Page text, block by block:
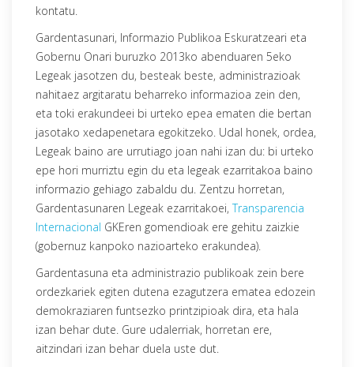
kontatu.
Gardentasunari, Informazio Publikoa Eskuratzeari eta
Gobernu Onari buruzko 2013ko abenduaren 5eko
Legeak jasotzen du, besteak beste, administrazioak
nahitaez argitaratu beharreko informazioa zein den,
eta toki erakundeei bi urteko epea ematen die bertan
jasotako xedapenetara egokitzeko. Udal honek, ordea,
Legeak baino are urrutiago joan nahi izan du: bi urteko
epe hori murriztu egin du eta legeak ezarritakoa baino
informazio gehiago zabaldu du. Zentzu horretan,
Gardentasunaren Legeak ezarritakoei,Transparencia
Internacional GKEren gomendioak ere gehitu zaizkie
(gobernuz kanpoko nazioarteko erakundea).
Gardentasuna eta administrazio publikoak zein bere
ordezkariek egiten dutena ezagutzera ematea edozein
demokraziaren funtsezko printzipioak dira, eta hala
izan behar dute. Gure udalerriak, horretan ere,
aitzindari izan behar duela uste dut.